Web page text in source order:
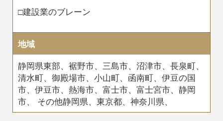
□建設業のブレーン
地域
静岡県東部、裾野市、三島市、沼津市、長泉町、
清水町、御殿場市、小山町、函南町、伊豆の国
市、伊豆市、熱海市、富士市、富士宮市、静岡
市、
その他静岡県、東京都、神奈川県、